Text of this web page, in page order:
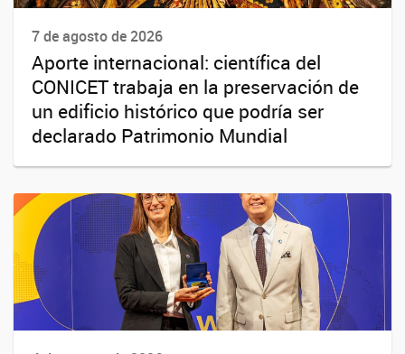
7 de agosto de 2026
Aporte internacional: científica del
CONICET trabaja en la preservación de
un edificio histórico que podría ser
declarado Patrimonio Mundial